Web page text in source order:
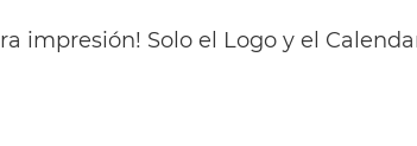
impresión! Solo el Logo y el